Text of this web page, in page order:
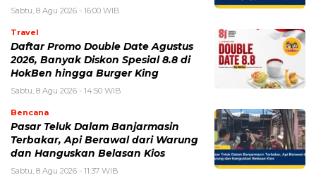
Sabtu, 8 Agu 2026 - 16:00 WIB
Travel
Daftar Promo Double Date Agustus
2026, Banyak Diskon Spesial 8.8 di
HokBen hingga Burger King ‎
Sabtu, 8 Agu 2026 - 14:50 WIB
Bencana
Pasar Teluk Dalam Banjarmasin
Terbakar, Api Berawal dari Warung
dan Hanguskan Belasan Kios
Sabtu, 8 Agu 2026 - 11:37 WIB